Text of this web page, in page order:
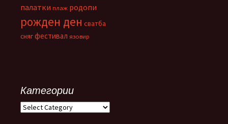
палатки плаж родопи
рожден ден сватба
снягфестивал язовир
Категории
Категории